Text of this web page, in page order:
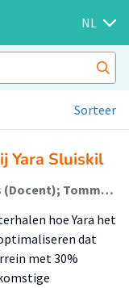
NL
Sorteer
Yara Sluiskil
Björn Dees (Student); Fiona Koevoets (Docent); Tommy Tissink (Begeleider)
hoe Yara het
dat
met 30%